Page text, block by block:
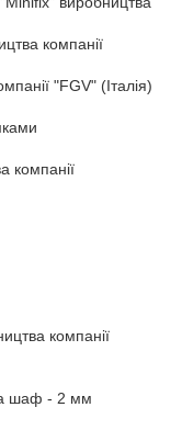
компанії
"FGV" (Італія)
компанії
компанії
шаф - 2 мм